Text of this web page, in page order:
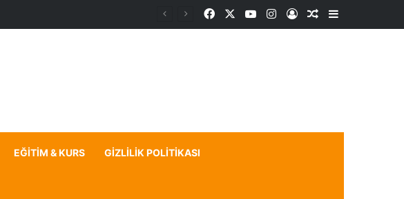
FacebookYouTubeInstagram
Kayıt OlRastgele Makale
Kenar
EĞITIM & KURS GIZLILIK POLITIKASI